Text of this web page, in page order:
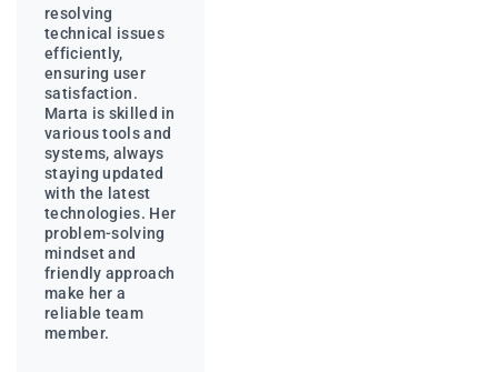
resolving
technical issues
efficiently,
ensuring user
satisfaction.
Marta is skilled in
various tools and
systems, always
staying updated
with the latest
technologies. Her
problem-solving
mindset and
friendly approach
make her a
reliable team
member.